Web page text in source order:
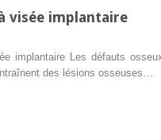
visée implantaire
Les défauts
des lésions osseuses…